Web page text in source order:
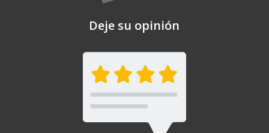
Deje su opinión